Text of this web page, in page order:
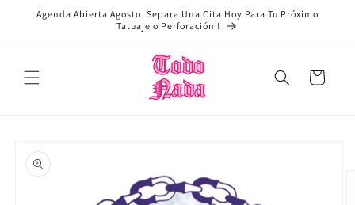
directamente
Agenda Abierta Agosto. Separa Una Cita Hoy Para Tu Próximo
Tatuaje o Perforación !
Carrito
a la
información